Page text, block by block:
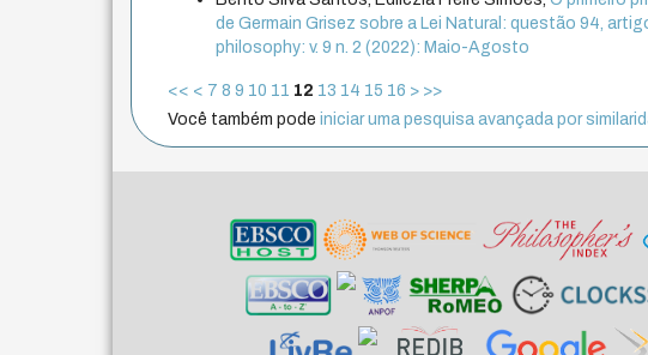
de Germain Grisez sobre a Lei Natural: questão 94,
philosophy: v. 9 n. 2 (2022): Maio-Agosto
<< < 7 8 9 10 11 12 13 14 15 16 > >>
Você também podeiniciar uma pesquisa avançada por